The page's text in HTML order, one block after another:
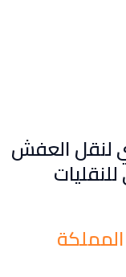
لنقل العفش